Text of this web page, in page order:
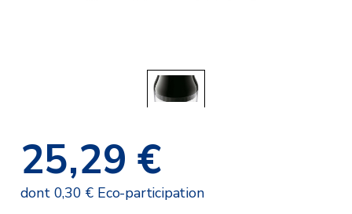
25,29 €
dont 0,30 € Eco-participation